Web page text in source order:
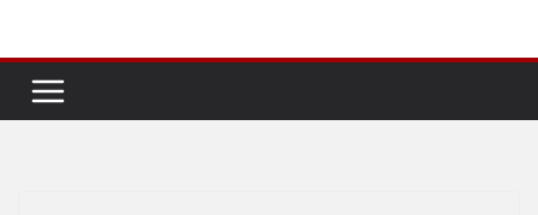
conteúdo